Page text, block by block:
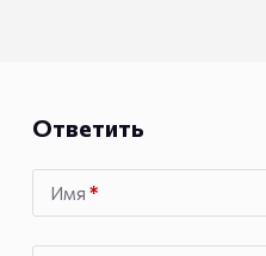
Ответить
Имя *